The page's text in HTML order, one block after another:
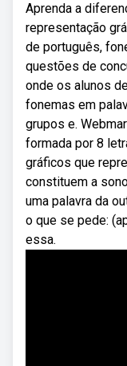
Aprenda a
representação
de português,
questões de
onde os alunos
fonemas em
grupos e.
formada por 8
gráficos que
constituem a
uma palavra da
o que se pede:
essa.